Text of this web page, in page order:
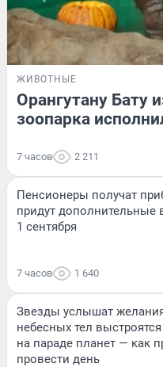
ЖИВОТНЫЕ
Орангутану Бату
зоопарка
7 часов 2 211
Пенсионеры получат
придут дополнительные
1 сентября
7 часов 1 640
Звезды услышат
небесных тел
на параде планет — как
провести день